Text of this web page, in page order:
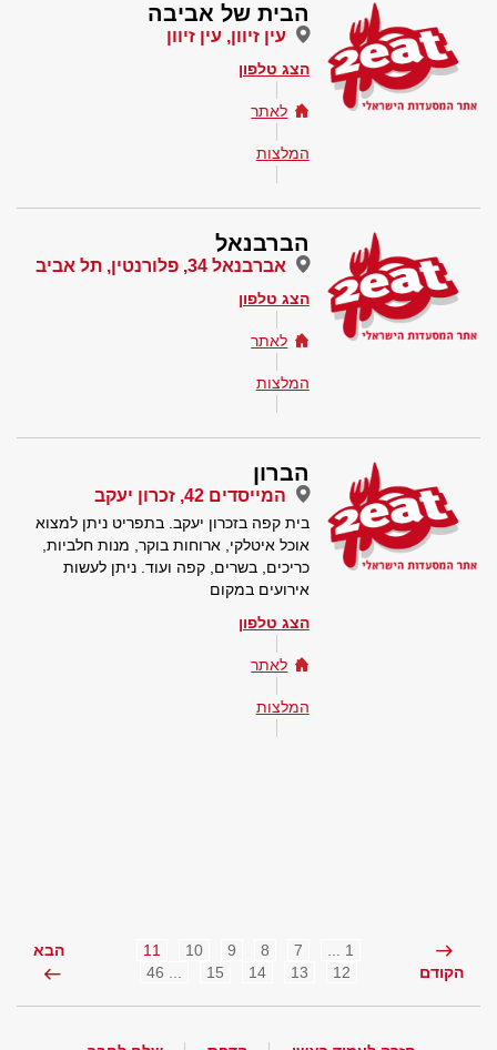
הבית של אביבה
עין זיוון, עין זיוון
הצג טלפון
לאתר
המלצות
הברבנאל
אברבנאל 34, פלורנטין, תל אביב
הצג טלפון
לאתר
המלצות
הברון
המייסדים 42, זכרון יעקב
בית קפה בזכרון יעקב. בתפריט ניתן למצוא
אוכל איטלקי, ארוחות בוקר, מנות חלביות,
כריכים, בשרים, קפה ועוד. ניתן לעשות
אירועים במקום
הצג טלפון
לאתר
המלצות
הקודם
1 ...
7
8
9
10
11
12
13
14
15
הבא